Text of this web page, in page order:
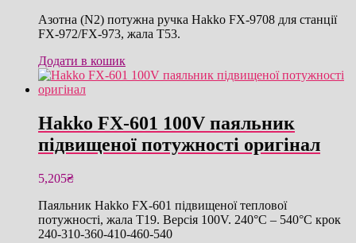
Азотна (N2) потужна ручка Hakko FX-9708 для станції
FX-972/FX-973, жала T53.
Додати в кошик
Hakko FX-601 100V паяльник
підвищеної потужності оригінал
5,205₴
Паяльник Hakko FX-601 підвищеної теплової
потужності, жала T19. Версія 100V. 240°C – 540°C крок
240-310-360-410-460-540